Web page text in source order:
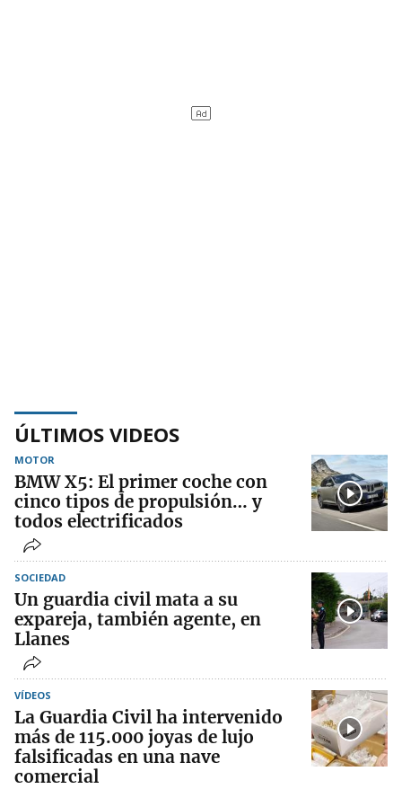
ÚLTIMOS VIDEOS
MOTOR
BMW X5: El primer coche con
cinco tipos de propulsión… y
todos electrificados
SOCIEDAD
Un guardia civil mata a su
expareja, también agente, en
Llanes
VÍDEOS
La Guardia Civil ha intervenido
más de 115.000 joyas de lujo
falsificadas en una nave
comercial